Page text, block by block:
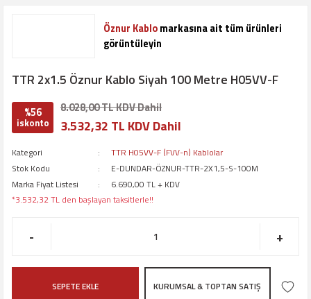
Öznur Kablomarkasına ait tüm ürünleri
görüntüleyin
TTR 2x1.5 Öznur Kablo Siyah 100 Metre H05VV-F
%56
iskonto
8.028,00 TL KDV Dahil
3.532,32 TL KDV Dahil
Kategori
TTR H05VV-F (FVV-n) Kablolar
Stok Kodu
E-DUNDAR-ÖZNUR-TTR-2X1,5-S-100M
Marka Fiyat Listesi
6.690,00 TL + KDV
*3.532,32 TL den başlayan taksitlerle!!
- +
SEPETE EKLE KURUMSAL & TOPTAN SATIŞ